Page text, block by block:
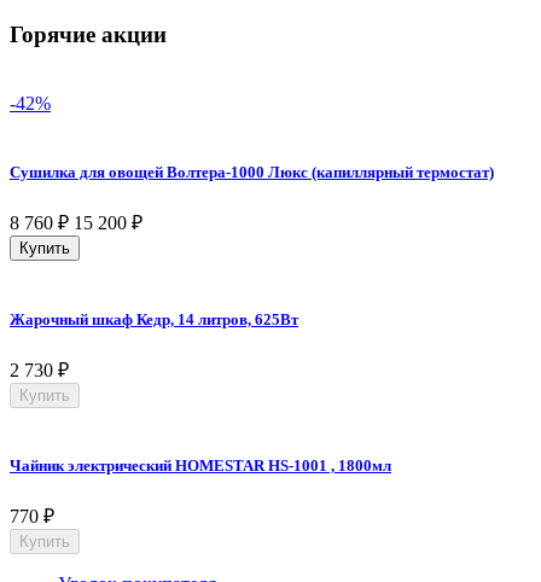
Горячие акции
-42%
Сушилка для овощей Волтера-1000 Люкс (капиллярный термостат)
8 760 ₽ 15 200 ₽
Купить
Жарочный шкаф Кедр, 14 литров, 625Вт
2 730 ₽
Купить
Чайник электрический HOMESTAR HS-1001 , 1800мл
770 ₽
Купить